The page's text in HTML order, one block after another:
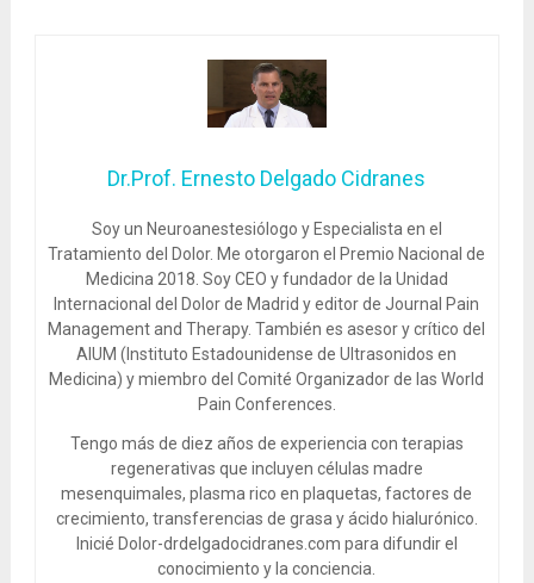
Dr.Prof. Ernesto Delgado Cidranes
Soy un Neuroanestesiólogo y Especialista en el
Tratamiento del Dolor. Me otorgaron el Premio Nacional de
Medicina 2018. Soy CEO y fundador de la Unidad
Internacional del Dolor de Madrid y editor de Journal Pain
Management and Therapy. También es asesor y crítico del
AIUM (Instituto Estadounidense de Ultrasonidos en
Medicina) y miembro del Comité Organizador de las World
Pain Conferences.
Tengo más de diez años de experiencia con terapias
regenerativas que incluyen células madre
mesenquimales, plasma rico en plaquetas, factores de
crecimiento, transferencias de grasa y ácido hialurónico.
Inicié Dolor-drdelgadocidranes.com para difundir el
conocimiento y la conciencia.